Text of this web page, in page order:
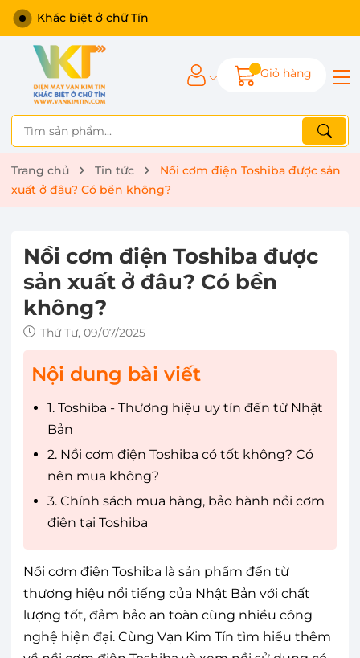
Giỏ hàng
Trang chủ Tin tức
Nồi cơm điện Toshiba được sản
xuất ở đâu? Có bền không?
Nồi cơm điện Toshiba được
sản xuất ở đâu? Có bền
không?
Thứ Tư, 09/07/2025
Nội dung bài viết
1. Toshiba - Thương hiệu uy tín đến từ Nhật
Bản
2. Nồi cơm điện Toshiba có tốt không? Có
nên mua không?
3. Chính sách mua hàng, bảo hành nồi cơm
điện tại Toshiba
Nồi cơm điện Toshiba là sản phẩm đến từ
thương hiệu nổi tiếng của Nhật Bản với chất
lượng tốt, đảm bảo an toàn cùng nhiều công
nghệ hiện đại. Cùng Vạn Kim Tín tìm hiểu thêm